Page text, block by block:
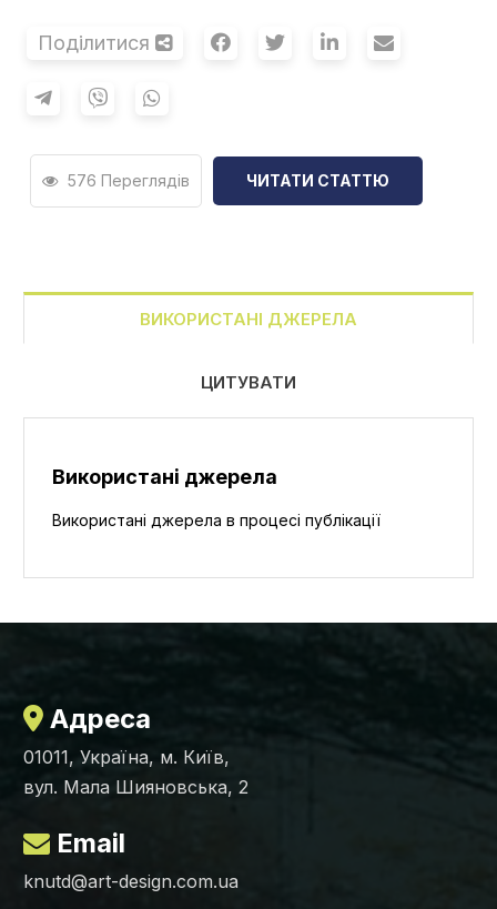
Поділитися
576 Переглядів ЧИТАТИ СТАТТЮ
ВИКОРИСТАНІ ДЖЕРЕЛА
ЦИТУВАТИ
Використані джерела
Використані джерела в процесі публікації
Адреса
01011, Україна, м. Київ,
вул. Мала Шияновська, 2
Email
knutd@art-design.com.ua